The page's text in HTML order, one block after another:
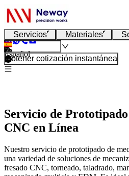
Servicios Materiales
Español
Obtener cotización instantánea
Servicio de
CNC en Línea
Nuestro servicio de prototipado de
una variedad de soluciones de
fresado CNC, torneado, taladrado,